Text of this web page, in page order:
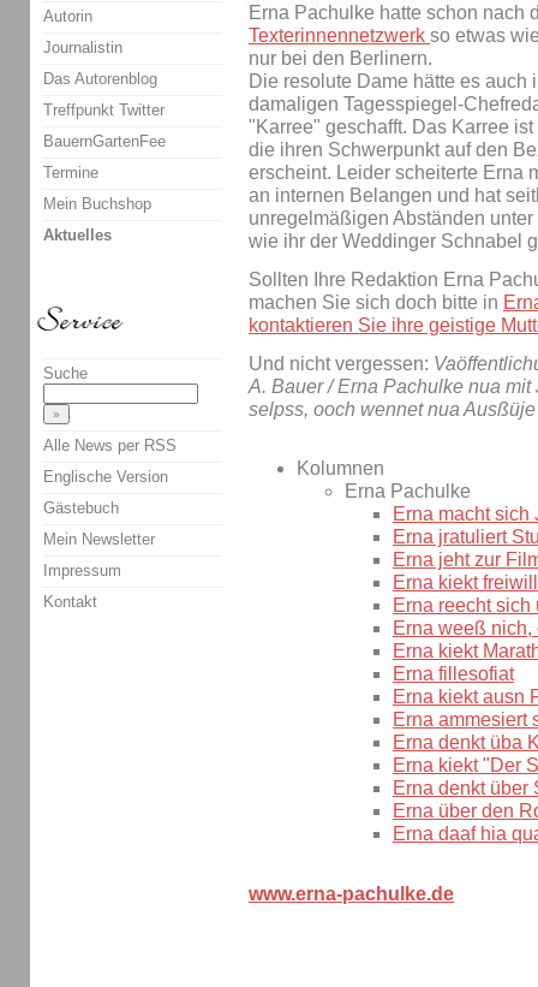
Erna Pachulke hatte schon nach
Texterinnennetzwerk so etwas
nur bei den Berlinern.
Die resolute Dame hätte es auch
damaligen Tagesspiegel-
"Karree" geschafft. Das Karree
die ihren Schwerpunkt auf den
erscheint. Leider scheiterte Erna
an internen Belangen und hat
unregelmäßigen Abständen unter
wie ihr der Weddinger Schnabel
Sollten Ihre Redaktion Erna
machen Sie sich doch bitte in
kontaktieren Sie ihre geistige
Und nicht vergessen:
A. Bauer / Erna Pachulke nua
selpss, ooch wennet nua
Kolumnen
Erna Pachulke
Erna macht sich
Erna jratuliert
Erna jeht zur
Erna kiekt
Erna reecht sich
Erna weeß
Erna kiekt
Erna fillesofiat
Erna kiekt ausn
Erna ammesiert
Erna denkt üba
Erna kiekt "Der
Erna denkt über
Erna über den
Erna daaf hia
www.erna-pachulke.de
Autorin
Journalistin
Das Autorenblog
Treffpunkt Twitter
BauernGartenFee
Termine
Mein Buchshop
Aktuelles
Suche
Alle News per RSS
Englische Version
Gästebuch
Mein Newsletter
Impressum
Kontakt